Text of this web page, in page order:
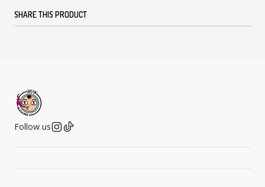
SHARE THIS PRODUCT
Follow us